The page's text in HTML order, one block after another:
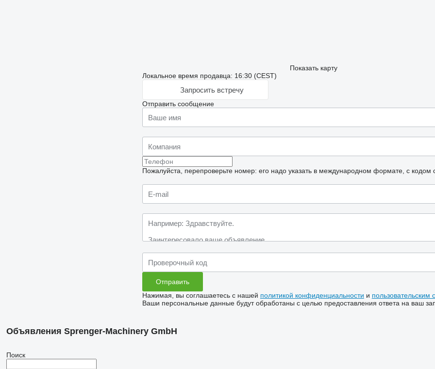
Показать карту
Локальное время продавца: 16:30 (CEST)
Запросить встречу
Отправить сообщение
Пожалуйста, перепроверьте номер: его надо указать в международном формате, с кодом
Нажимая, вы соглашаетесь с нашей политикой конфиденциальности и пользовательским
Ваши персональные данные будут обработаны с целью предоставления ответа на ваш
Объявления Sprenger-Machinery GmbH
Поиск